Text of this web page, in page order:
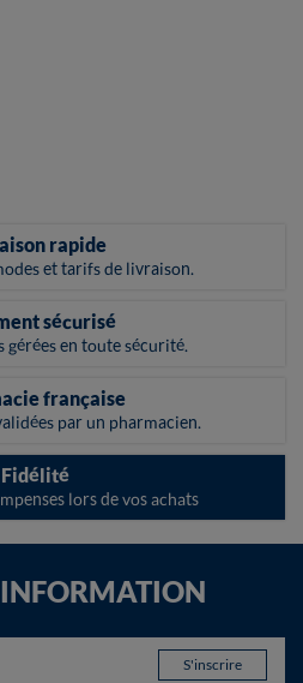
rapide
et tarifs de livraison.
sécurisé
gérées en toute sécurité.
française
par un pharmacien.
Fidélité
lors de vos achats